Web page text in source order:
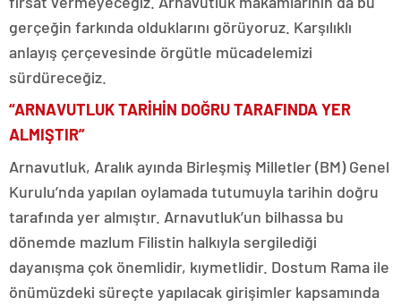
gerçeğin farkında olduklarını görüyoruz. Karşılıklı
anlayış çerçevesinde örgütle mücadelemizi
sürdüreceğiz.
“ARNAVUTLUK TARİHİN DOĞRU TARAFINDA YER
ALMIŞTIR”
Arnavutluk, Aralık ayında Birleşmiş Milletler (BM) Genel
Kurulu’nda yapılan oylamada tutumuyla tarihin doğru
tarafında yer almıştır. Arnavutluk’un bilhassa bu
dönemde mazlum Filistin halkıyla sergilediği
dayanışma çok önemlidir, kıymetlidir. Dostum Rama ile
önümüzdeki süreçte yapılacak girişimler kapsamında